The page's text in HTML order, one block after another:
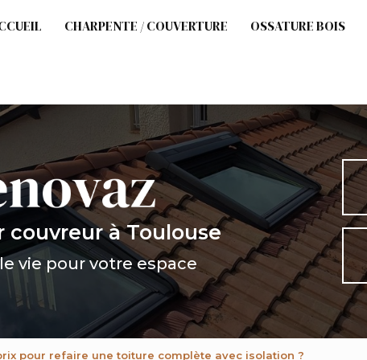
CHARPENTE / COUVERTURE OSSATURE BOIS
couvreurà Toulouse
vie pour votre espace
pour refaire une toiture complète avec isolation ?